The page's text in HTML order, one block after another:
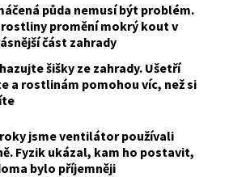
půda nemusí být problém.
promění mokrý kout v
část zahrady
šišky ze zahrady. Ušetří
a rostlinám pomohou víc, než si
jsme ventilátor používali
Fyzik ukázal, kam ho postavit,
bylo příjemněji